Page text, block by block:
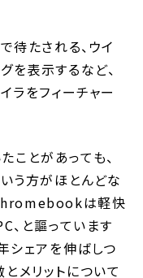
待たされる、ウイ
を表示するなど、
ラをフィーチャー
とがあっても、
う方がほとんどな
Chromebookは軽快
、と謳っています
シェアを伸ばしつ
メリットについて